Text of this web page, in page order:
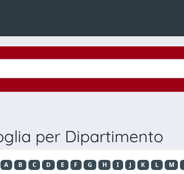
per Dipartimento
A B C D E F G H I J K L M